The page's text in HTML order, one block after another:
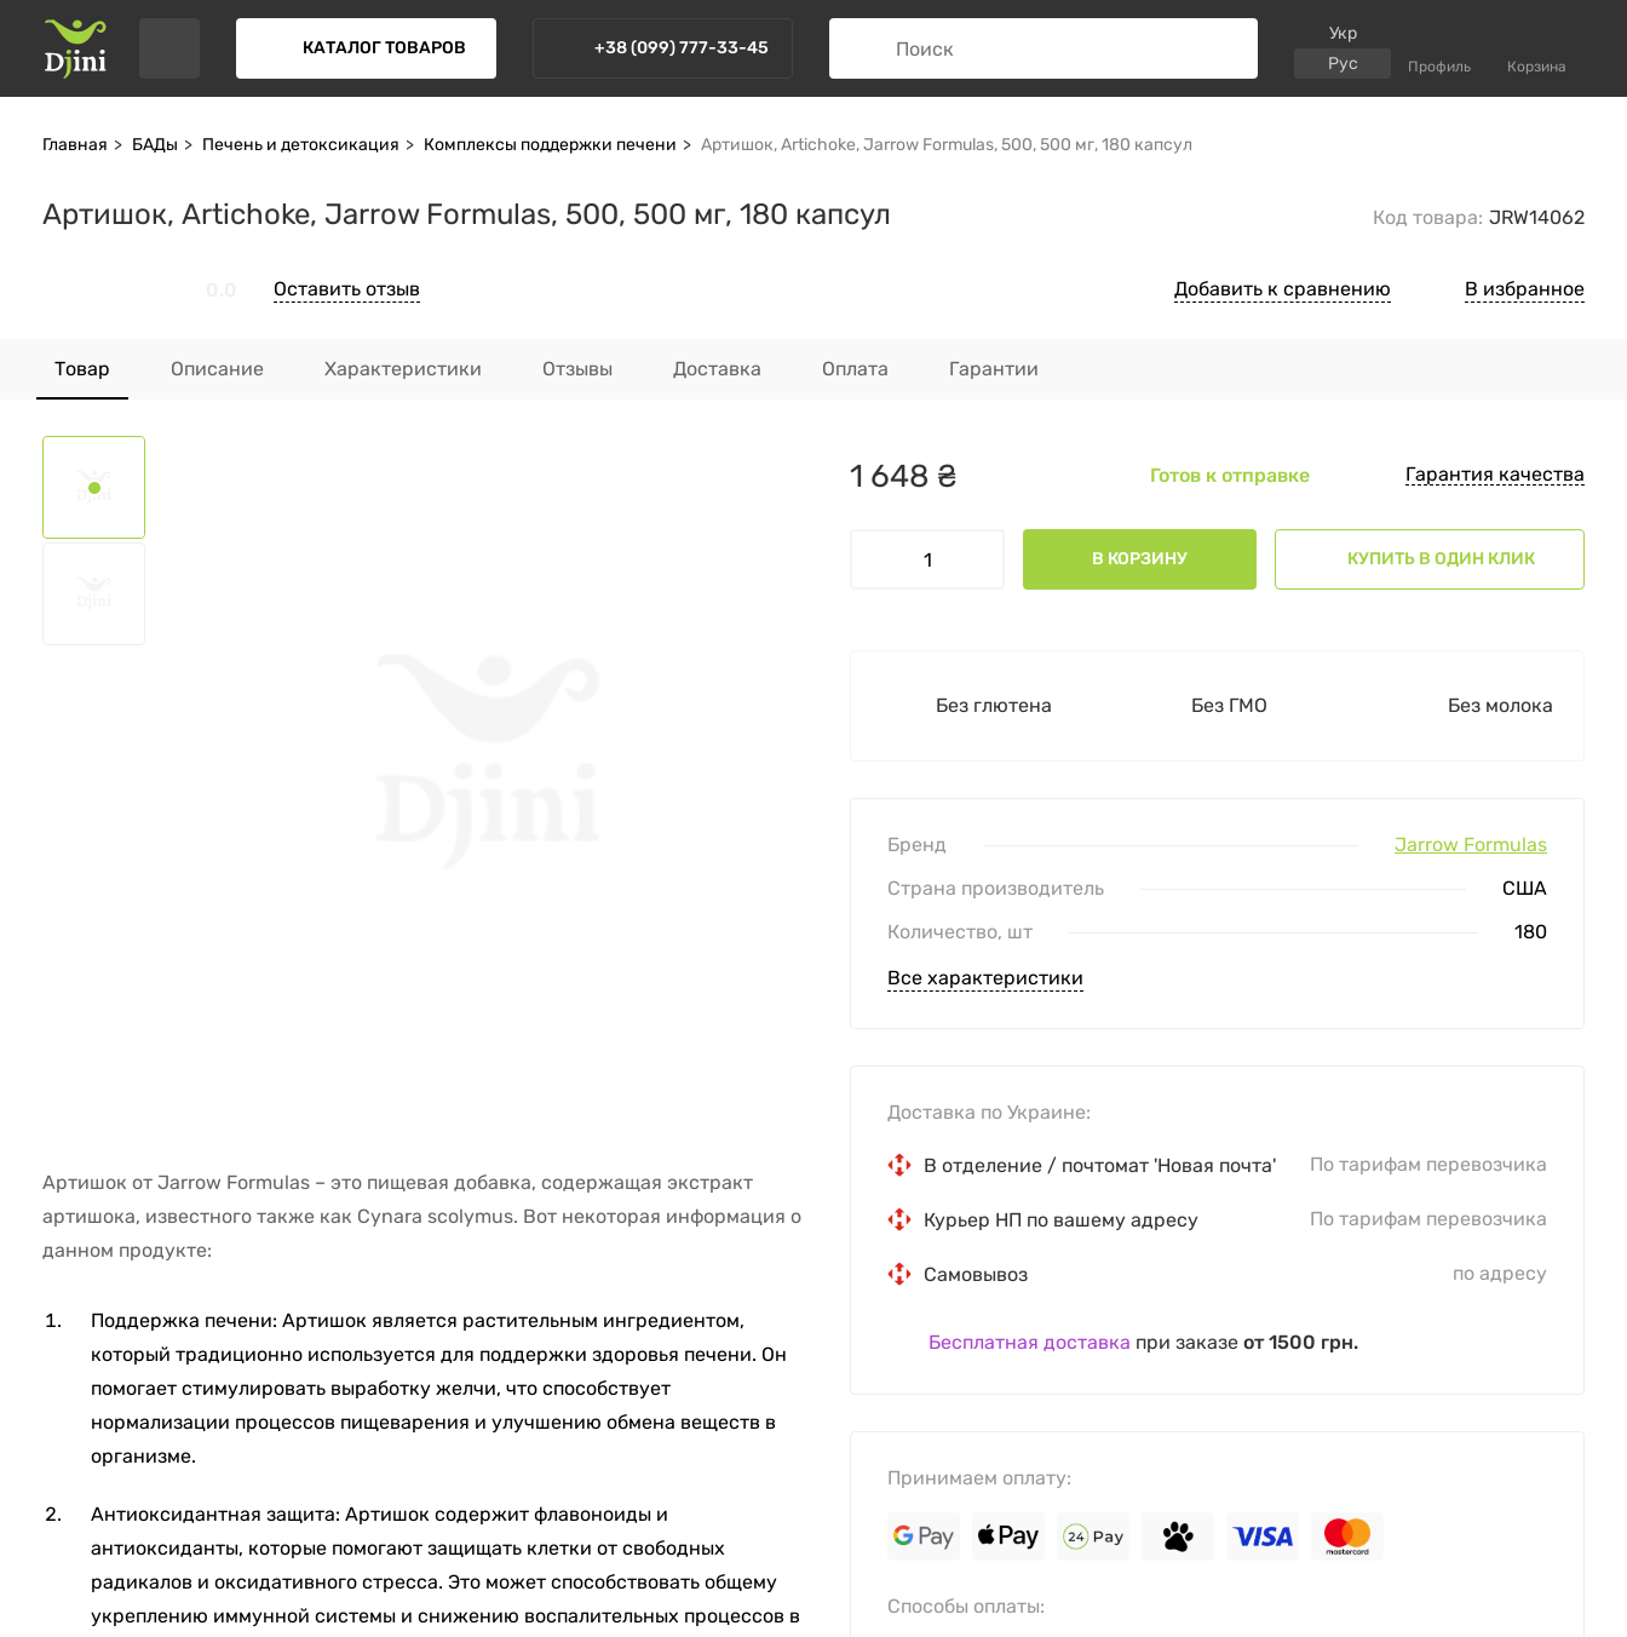
КАТАЛОГ ТОВАРОВ +38 (099) 777-33-45
Укр
Рус
Профиль Корзина
Главная БАДы Печень и детоксикация Комплексы поддержки печени Артишок, Artichoke, Jarrow Formulas, 500, 500 мг, 180 капсул
Артишок, Artichoke, Jarrow Formulas, 500, 500 мг, 180 капсул Код товара: JRW14062
Оставить отзыв Добавить к сравнению В избранное
Товар Описание Характеристики Отзывы Доставка Оплата Гарантии
Артишок от Jarrow Formulas – это пищевая добавка, содержащая экстракт
артишока, известного также как Cynara scolymus. Вот некоторая информация о
данном продукте:
Поддержка печени: Артишок является растительным ингредиентом,
который традиционно используется для поддержки здоровья печени. Он
помогает стимулировать выработку желчи, что способствует
нормализации процессов пищеварения и улучшению обмена веществ в
организме.
Антиоксидантная защита: Артишок содержит флавоноиды и
антиоксиданты, которые помогают защищать клетки от свободных
радикалов и оксидативного стресса. Это может способствовать общему
укреплению иммунной системы и снижению воспалительных процессов в
1 648 ₴ Готов к отправке Гарантия качества
В КОРЗИНУ КУПИТЬ В ОДИН КЛИК
Без глютена Без ГМО Без молока
Доставка по Украине:
В отделение / почтомат 'Новая почта' По тарифам перевозчика
Курьер НП по вашему адресу По тарифам перевозчика
Самовывоз по адресу
Бесплатная доставка при заказе от 1500 грн.
Принимаем оплату:
Способы оплаты:
Бренд
Jarrow Formulas
Страна производитель
США
Количество, шт
180
Все характеристики